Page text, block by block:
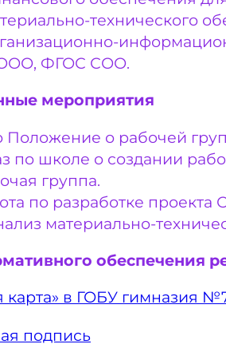
ФГОС СОО.
мероприятия
Положение о рабочей
по школе о создании
группа.
по разработке
материально-
карта» в ГОБУ гимназия
подпись